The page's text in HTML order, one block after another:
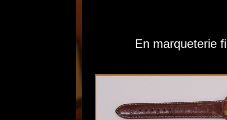
En marqueterie